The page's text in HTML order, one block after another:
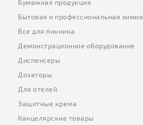
Бумажная продукция
Бытовая и профессиональная химия
Все для пикника
Демонстрационное оборудование
Диспенсеры
Дозаторы
Для отелей
Защитные крема
Канцелярские товары